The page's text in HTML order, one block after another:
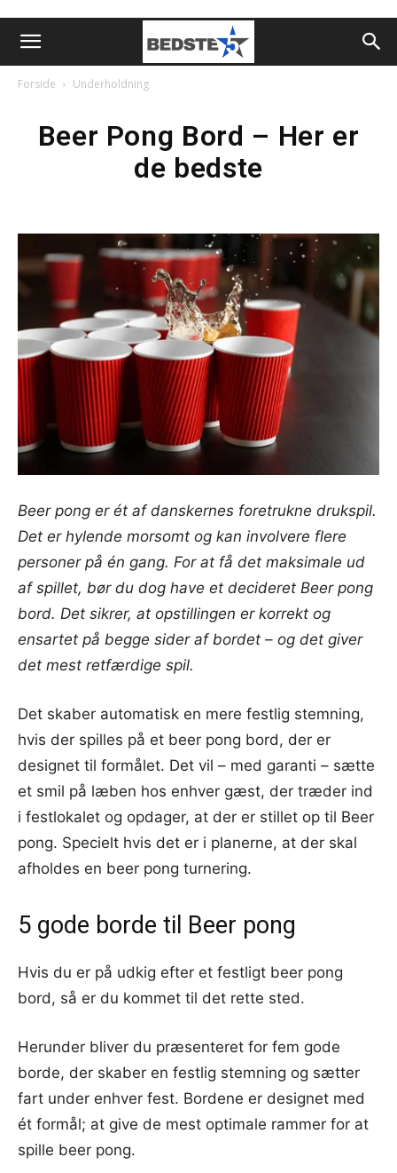
Forside Underholdning
Beer Pong Bord – Her er
de bedste
Beer pong er ét af danskernes foretrukne drukspil.
Det er hylende morsomt og kan involvere flere
personer på én gang. For at få det maksimale ud
af spillet, bør du dog have et decideret Beer pong
bord. Det sikrer, at opstillingen er korrekt og
ensartet på begge sider af bordet – og det giver
det mest retfærdige spil.
Det skaber automatisk en mere festlig stemning,
hvis der spilles på et beer pong bord, der er
designet til formålet. Det vil – med garanti – sætte
et smil på læben hos enhver gæst, der træder ind
i festlokalet og opdager, at der er stillet op til Beer
pong. Specielt hvis det er i planerne, at der skal
afholdes en beer pong turnering.
5 gode borde til Beer pong
Hvis du er på udkig efter et festligt beer pong
bord, så er du kommet til det rette sted.
Herunder bliver du præsenteret for fem gode
borde, der skaber en festlig stemning og sætter
fart under enhver fest. Bordene er designet med
ét formål; at give de mest optimale rammer for at
spille beer pong.